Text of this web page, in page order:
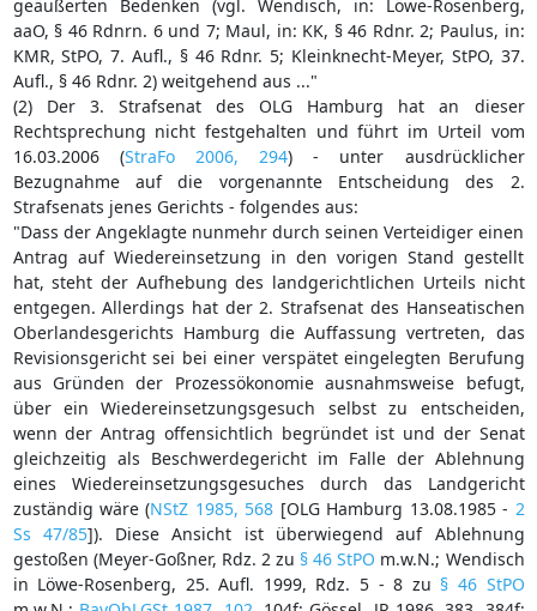
geäußerten Bedenken (vgl. Wendisch, in: Löwe-Rosenberg,
aaO, § 46 Rdnrn. 6 und 7; Maul, in: KK, § 46 Rdnr. 2; Paulus, in:
KMR, StPO, 7. Aufl., § 46 Rdnr. 5; Kleinknecht-Meyer, StPO, 37.
Aufl., § 46 Rdnr. 2) weitgehend aus ..."
(2) Der 3. Strafsenat des OLG Hamburg hat an dieser
Rechtsprechung nicht festgehalten und führt im Urteil vom
16.03.2006 (StraFo 2006, 294) - unter ausdrücklicher
Bezugnahme auf die vorgenannte Entscheidung des 2.
Strafsenats jenes Gerichts - folgendes aus:
"Dass der Angeklagte nunmehr durch seinen Verteidiger einen
Antrag auf Wiedereinsetzung in den vorigen Stand gestellt
hat, steht der Aufhebung des landgerichtlichen Urteils nicht
entgegen. Allerdings hat der 2. Strafsenat des Hanseatischen
Oberlandesgerichts Hamburg die Auffassung vertreten, das
Revisionsgericht sei bei einer verspätet eingelegten Berufung
aus Gründen der Prozessökonomie ausnahmsweise befugt,
über ein Wiedereinsetzungsgesuch selbst zu entscheiden,
wenn der Antrag offensichtlich begründet ist und der Senat
gleichzeitig als Beschwerdegericht im Falle der Ablehnung
eines Wiedereinsetzungsgesuches durch das Landgericht
zuständig wäre (NStZ 1985, 568 [OLG Hamburg 13.08.1985 - 2
Ss 47/85]). Diese Ansicht ist überwiegend auf Ablehnung
gestoßen (Meyer-Goßner, Rdz. 2 zu § 46 StPO m.w.N.; Wendisch
in Löwe-Rosenberg, 25. Aufl. 1999, Rdz. 5 - 8 zu § 46 StPO